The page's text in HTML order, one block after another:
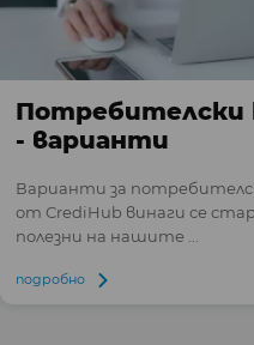
Потребителски
- варианти
Варианти за
от CrediHub винаги се
полезни на нашите ...
подробно